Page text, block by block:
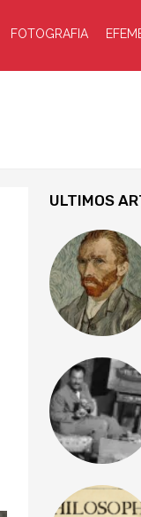
FOTOGRAFIA
ULTIMOS